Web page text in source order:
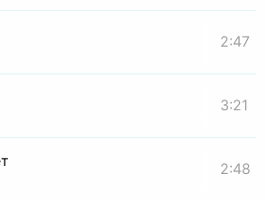
2:47
3:21
2:48